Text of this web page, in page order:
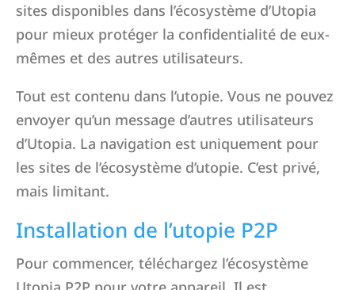
sites disponibles dans l’écosystème d’Utopia
pour mieux protéger la confidentialité de eux-
mêmes et des autres utilisateurs.
Tout est contenu dans l’utopie. Vous ne pouvez
envoyer qu’un message d’autres utilisateurs
d’Utopia. La navigation est uniquement pour
les sites de l’écosystème d’utopie. C’est privé,
mais limitant.
Installation de l’utopie P2P
Pour commencer, téléchargez l’écosystème